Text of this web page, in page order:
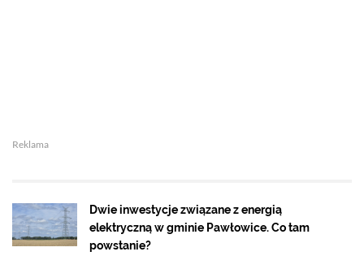
Reklama
Dwie inwestycje związane z energią
elektryczną w gminie Pawłowice. Co tam
powstanie?